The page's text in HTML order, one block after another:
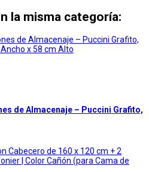
la misma categoría:
de Almacenaje – Puccini Grafito,